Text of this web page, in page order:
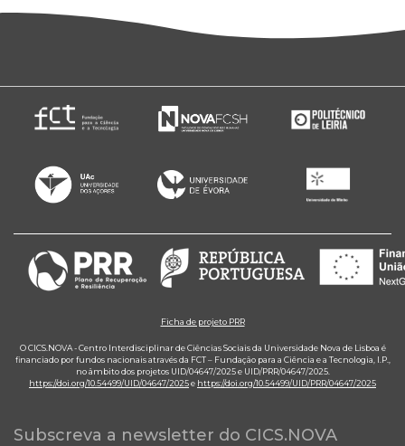
Ficha de projeto PRR
O CICS.NOVA - Centro Interdisciplinar de Ciências Sociais da Universidade Nova de Lisboa é
financiado por fundos nacionais através da FCT – Fundação para a Ciência e a Tecnologia, I.P.,
no âmbito dos projetos UID/04647/2025 e UID/PRR/04647/2025.
https://doi.org/10.54499/UID/04647/2025e https://doi.org/10.54499/UID/PRR/04647/2025
Subscreva a newsletter do CICS.NOVA